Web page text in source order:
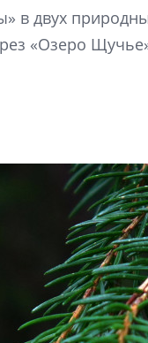
в двух
«Озеро